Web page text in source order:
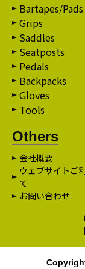
Bartapes/Pads
Grips
Saddles
Seatposts
Pedals
Backpacks
Gloves
Tools
Others
会社概要
ウェブサイトご
て
お問い合わせ